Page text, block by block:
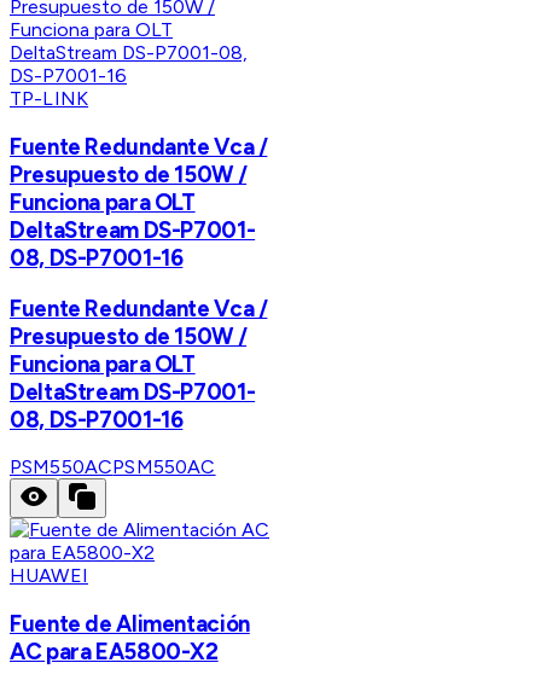
TP-LINK
Fuente Redundante Vca /
Presupuesto de 150W /
Funciona para OLT
DeltaStream DS-P7001-
08, DS-P7001-16
Fuente Redundante Vca /
Presupuesto de 150W /
Funciona para OLT
DeltaStream DS-P7001-
08, DS-P7001-16
PSM550ACPSM550AC
HUAWEI
Fuente de Alimentación
AC para EA5800-X2